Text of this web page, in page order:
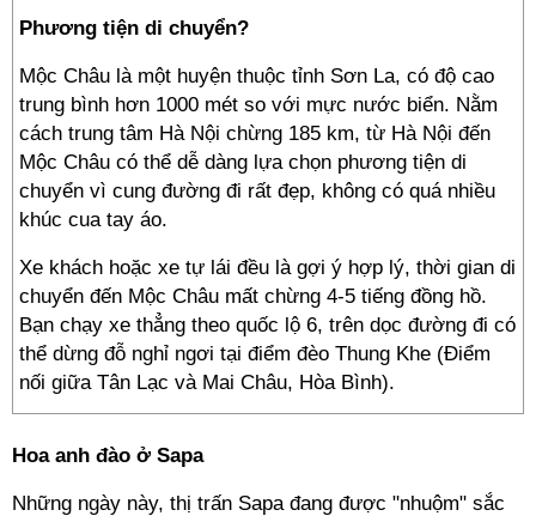
Phương tiện di chuyển?
Mộc Châu là một huyện thuộc tỉnh Sơn La, có độ cao
trung bình hơn 1000 mét so với mực nước biển. Nằm
cách trung tâm Hà Nội chừng 185 km, từ Hà Nội đến
Mộc Châu có thể dễ dàng lựa chọn phương tiện di
chuyển vì cung đường đi rất đẹp, không có quá nhiều
khúc cua tay áo.
Xe khách hoặc xe tự lái đều là gợi ý hợp lý, thời gian di
chuyển đến Mộc Châu mất chừng 4-5 tiếng đồng hồ.
Bạn chạy xe thẳng theo quốc lộ 6, trên dọc đường đi có
thể dừng đỗ nghỉ ngơi tại điểm đèo Thung Khe (Điểm
nối giữa Tân Lạc và Mai Châu, Hòa Bình).
Hoa anh đào ở Sapa
Những ngày này, thị trấn Sapa đang được "nhuộm" sắc